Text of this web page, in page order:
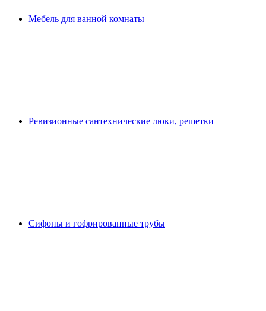
Мебель для ванной комнаты
Ревизионные сантехнические люки, решетки
Сифоны и гофрированные трубы